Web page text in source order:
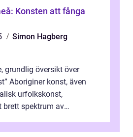
Konsten att fånga
Simon Hagberg
grundlig översikt över
Aboriginer konst, även
urfolkskonst,
brett spektrum av